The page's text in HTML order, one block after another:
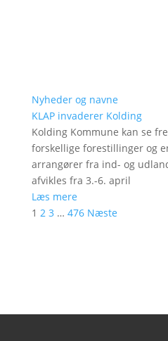
Nyheder og navne
KLAP invaderer Kolding
Kolding Kommune kan se
forskellige forestillinger og
arrangører fra ind- og
afvikles fra 3.-6. april
Læs mere
1 2 3 … 476 Næste